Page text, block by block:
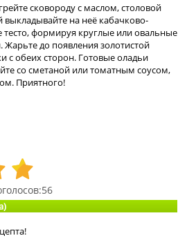
сковороду с маслом, столовой
выкладывайте на неё кабачково-
тесто, формируя круглые или овальные
Жарьте до появления золотистой
с обеих сторон. Готовые оладьи
со сметаной или томатным соусом,
Приятного!
56